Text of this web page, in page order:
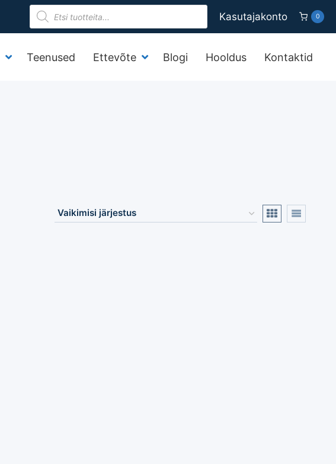
Products
search
Kasutajakonto 0
Teenused Ettevõte Blogi Hooldus Kontaktid